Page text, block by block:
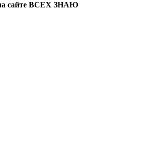
на сайте ВСЕХ ЗНАЮ